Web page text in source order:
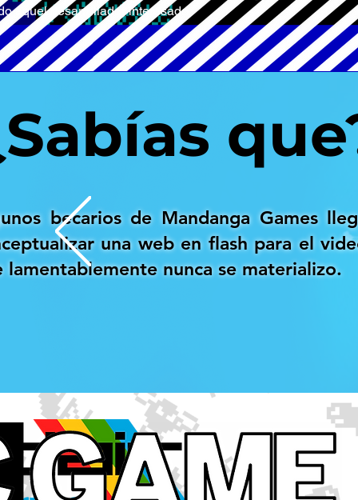
aquel desarrollador interesado.
becarios de Mandanga Games
una web en flash para el
lamentablemente nunca se materializo.